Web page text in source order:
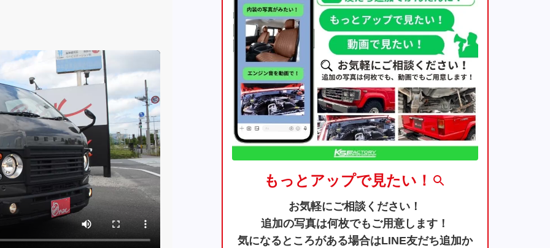
もっとアップで見たい！
お気軽にご相談ください！
追加の写真は何枚でもご用意します！
気になるところがある場合はLINE友だち追加か